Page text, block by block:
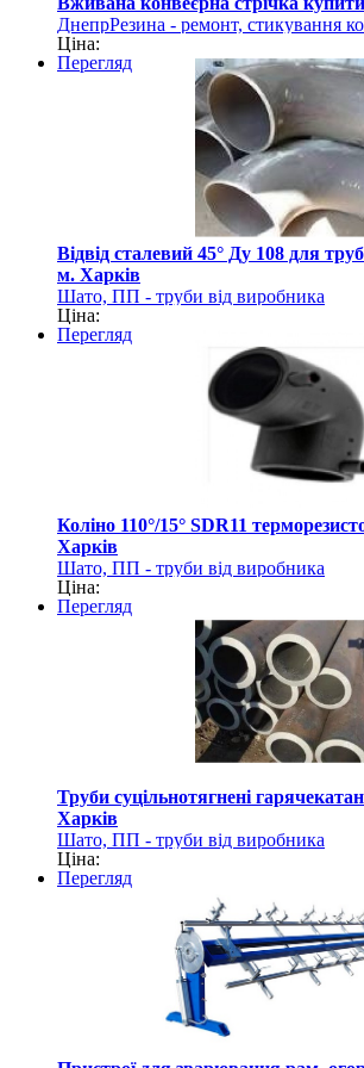
ДнепрРезина - ремонт, стикування
Ціна:
Перегляд
Відвід сталевий 45° Ду 108 для
м. Харків
Шато, ПП - труби від виробника
Ціна:
Перегляд
Коліно 110°/15° SDR11
Харків
Шато, ПП - труби від виробника
Ціна:
Перегляд
Труби суцільнотягнені
Харків
Шато, ПП - труби від виробника
Ціна:
Перегляд